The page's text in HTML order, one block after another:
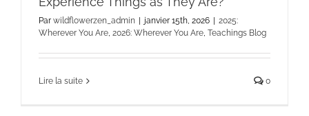
Par wildflowerzen_admin | janvier 15th, 2026 | 2025:
Wherever You Are 2026: Wherever You Are Teachings Blog
Lire la suite 0